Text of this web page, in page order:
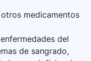
medicamentos
del
de sangrado,